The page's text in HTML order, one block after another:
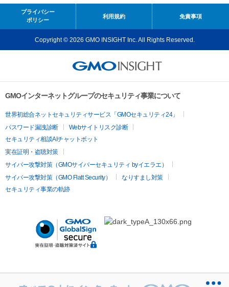
プライバシー
ポリシー
利用規約 免責事項
Copyright © 2026 GMO INSIGHT Inc. All Rights Reserved.
GMOインターネットグループのセキュリティ事業について
世界初総合ネットセキュリティサービス「GMOセキュリティ24」
パスワード漏洩診断
Webサイトリスク診断
セキュリティ相談AIチャットボット
実在証明・盗聴対策
サイバー攻撃対策（GMOサイバーセキュリティ byイエラエ）
サイバー攻撃対策（GMO Flatt Security）
なりすまし対策
セキュリティ事業の軌跡